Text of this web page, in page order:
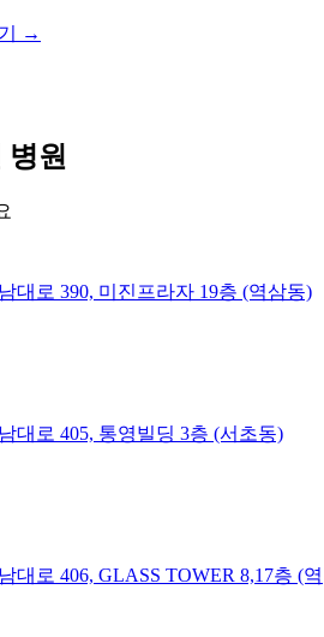
→
원
대로 390, 미진프라자 19층 (역삼동)
대로 405, 통영빌딩 3층 (서초동)
대로 406, GLASS TOWER 8,17층 (역